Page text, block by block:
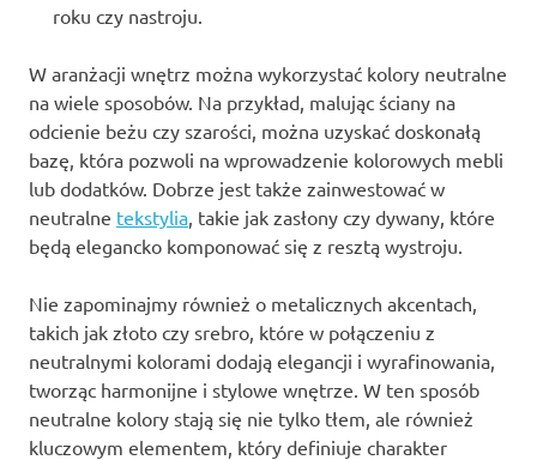
roku czy nastroju.
W aranżacji wnętrz można wykorzystać kolory neutralne
na wiele sposobów. Na przykład, malując ściany na
odcienie beżu czy szarości, można uzyskać doskonałą
bazę, która pozwoli na wprowadzenie kolorowych mebli
lub dodatków. Dobrze jest także zainwestować w
neutralne tekstylia , takie jak zasłony czy dywany, które
będą elegancko komponować się z resztą wystroju.
Nie zapominajmy również o metalicznych akcentach,
takich jak złoto czy srebro, które w połączeniu z
neutralnymi kolorami dodają elegancji i wyrafinowania,
tworząc harmonijne i stylowe wnętrze. W ten sposób
neutralne kolory stają się nie tylko tłem, ale również
kluczowym elementem, który definiuje charakter